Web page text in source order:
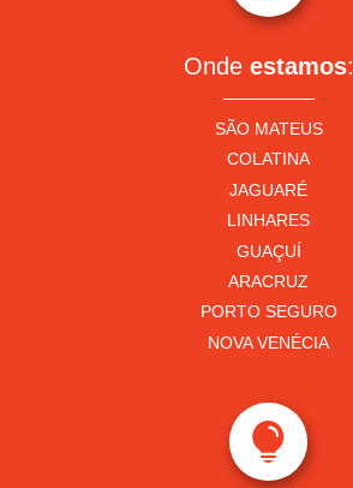
Onde estamos:
SÃO MATEUS
COLATINA
JAGUARÉ
LINHARES
GUAÇUÍ
ARACRUZ
PORTO SEGURO
NOVA VENÉCIA
